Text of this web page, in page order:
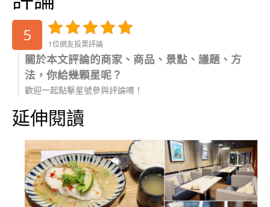
5 1位網友投票評論
關於本文評論的商家、商品、景點、議題、方
法，你給幾顆星呢？
歡迎一起點擊星號參與評論唷！
延伸閱讀